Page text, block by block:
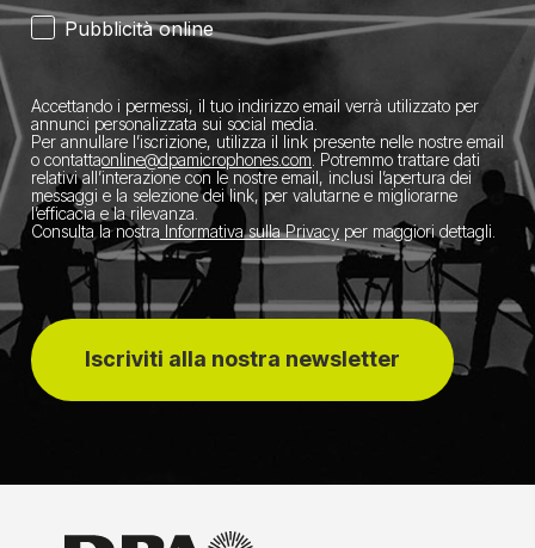
Pubblicità online
Accettando i permessi, il tuo indirizzo email verrà utilizzato per
annunci personalizzata sui social media.
Per annullare l’iscrizione, utilizza il link presente nelle nostre email
o contatta​online@dpamicrophones.com . Potremmo trattare dati
relativi all’interazione con le nostre email, inclusi l’apertura dei
messaggi e la selezione dei link, per valutarne e migliorarne
l’efficacia e la rilevanza.
Consulta la nostra Informativa sulla Privacy per maggiori dettagli.
Iscriviti alla nostra newsletter